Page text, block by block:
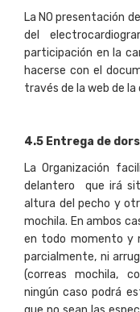
La NO presentación
del
participación en la
hacerse con el
través de la web de la
4.5 Entrega de
La Organización
delantero que irá
altura del pecho y
mochila. En ambos
en todo momento y
parcialmente, ni
(correas mochila,
ningún caso podrá